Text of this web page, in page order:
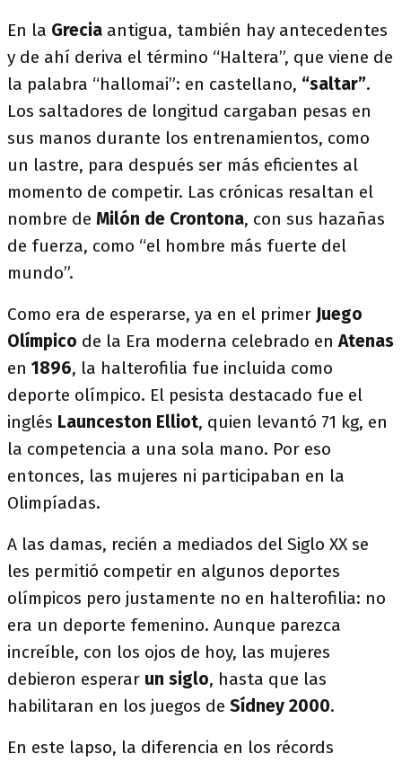
En la Grecia antigua, también hay antecedentes
y de ahí deriva el término “Haltera”, que viene de
la palabra “hallomai”: en castellano, “saltar”.
Los saltadores de longitud cargaban pesas en
sus manos durante los entrenamientos, como
un lastre, para después ser más eficientes al
momento de competir. Las crónicas resaltan el
nombre de Milón de Crontona, con sus hazañas
de fuerza, como “el hombre más fuerte del
mundo”.
Como era de esperarse, ya en el primer Juego
Olímpico de la Era moderna celebrado enAtenas
en 1896, la halterofilia fue incluida como
deporte olímpico. El pesista destacado fue el
inglés Launceston Elliot, quien levantó 71 kg, en
la competencia a una sola mano. Por eso
entonces, las mujeres ni participaban en la
Olimpíadas.
A las damas, recién a mediados del Siglo XX se
les permitió competir en algunos deportes
olímpicos pero justamente no en halterofilia: no
era un deporte femenino. Aunque parezca
increíble, con los ojos de hoy, las mujeres
debieron esperar un siglo, hasta que las
habilitaran en los juegos de Sídney 2000.
En este lapso, la diferencia en los récords